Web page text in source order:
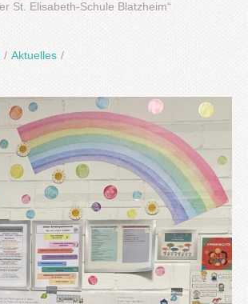
St. Elisabeth-Schule Blatzheim“
/ Aktuelles /